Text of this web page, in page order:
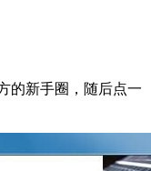
的新手圈，随后点一